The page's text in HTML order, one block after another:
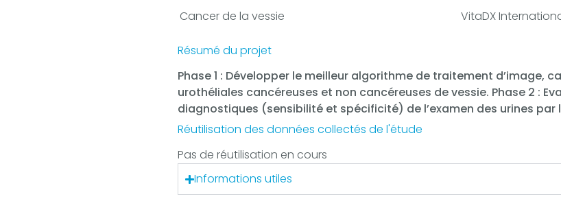
Cancer de la vessie
VitaDX
Résumé du projet
Phase 1 : Développer le meilleur algorithme de traitement d’image,
urothéliales cancéreuses et non cancéreuses de vessie. Phase 2 :
diagnostiques (sensibilité et spécificité) de l’examen des urines par
Réutilisation des données collectés de l'étude
Pas de réutilisation en cours
Informations utiles